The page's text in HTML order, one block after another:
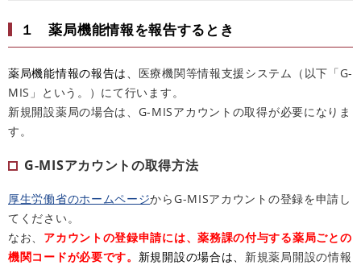
１ 薬局機能情報を報告するとき
薬局機能情報の報告は、 医療機関等情報支援システム（以下「G-
MIS 」という。）にて行います。
新規開設薬局の場合は、G-MISアカウントの取得が必要になりま
す。
G-MISアカウントの取得方法
厚生労働省のホームページからG-MISアカウントの登録を申請し
てください。
なお、 アカウントの登録申請には、薬務課の付与する薬局ごとの
機関コードが必要です。 新規開設の場合は、 新規薬局開設の情報